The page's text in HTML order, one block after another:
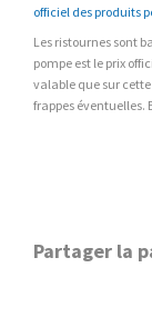
officiel des produits
Les ristournes sont
pompe est le prix
valable que sur
frappes éventuelles.
Partager la